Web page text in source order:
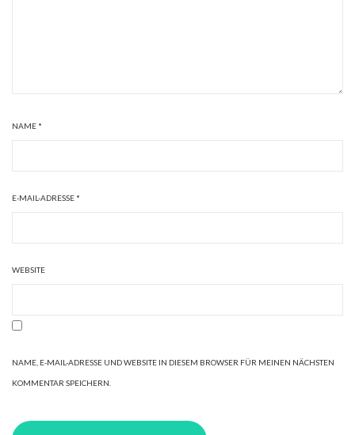
NAME *
E-MAIL-ADRESSE *
WEBSITE
NAME, E-MAIL-ADRESSE UND WEBSITE IN DIESEM BROWSER FÜR MEINEN NÄCHSTEN
KOMMENTAR SPEICHERN.